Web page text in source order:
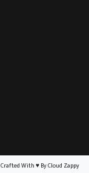
Crafted With♥By Cloud Zappy